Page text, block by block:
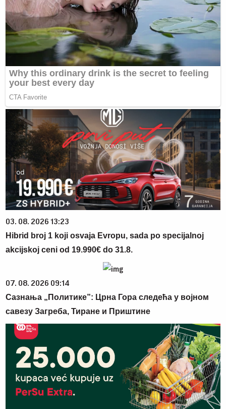
03. 08. 2026 13:23
Hibrid broj 1 koji osvaja Evropu, sada po specijalnoj
akcijskoj ceni od 19.990€ do 31.8.
07. 08. 2026 09:14
Сазнања „Политике”: Црна Гора следећа у војном
савезу Загреба, Тиране и Приштине